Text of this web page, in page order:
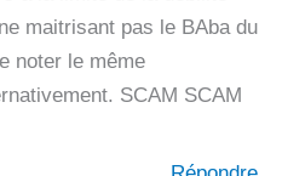
maitrisant pas le BAba du
noter le même
SCAM SCAM